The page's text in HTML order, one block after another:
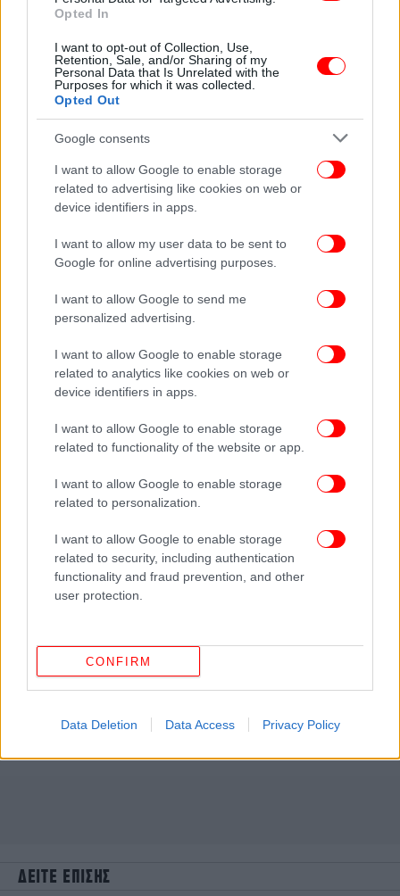
Opted In
I want to opt-out of Collection, Use,
Retention, Sale, and/or Sharing of my
Personal Data that Is Unrelated with the
Purposes for which it was collected.
Opted Out
Google consents
I want to allow Google to enable storage
related to advertising like cookies on web or
device identifiers in apps.
I want to allow my user data to be sent to
Google for online advertising purposes.
I want to allow Google to send me
personalized advertising.
I want to allow Google to enable storage
related to analytics like cookies on web or
device identifiers in apps.
I want to allow Google to enable storage
related to functionality of the website or app.
I want to allow Google to enable storage
related to personalization.
I want to allow Google to enable storage
related to security, including authentication
functionality and fraud prevention, and other
user protection.
CONFIRM
Data Deletion Data Access Privacy Policy
«Ο ανατριχιαστικός Τζο»: Νέος σάλος με δήλωση
Μπάιντεν: «Εκείνη ήταν 12 ετών, εγώ 30»-Χαμός στα
social [βίντεο]
Ακολουθήστε το στο Google Newsκαι μάθετε
πρώτοι όλες τις ειδήσεις
Δείτε όλες τις τελευταίες Ειδήσεις
από την Ελλάδα και τον Κόσμο,
ΔΙΑΒΑΣΤΕ ΠΕΡΙΣΣΟΤΕΡΑ ΣΥΡΙΖΑ ΡΟΥΣΦΈΤΙΑ ΟΤΑ
ΔΕΙΤΕ ΕΠΙΣΗΣ